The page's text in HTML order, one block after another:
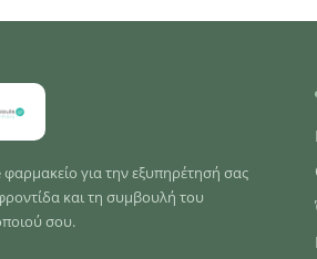
για την εξυπηρέτησή σας
και τη συμβουλή του
σου.